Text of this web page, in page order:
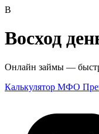
В
Восход
Онлайн займы —
Калькулятор МФО